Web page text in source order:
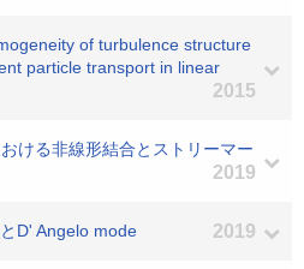
of turbulence structure
particle transport in linear
2015
ける非線形結合とストリーマー
2019
D' Angelo mode 2019